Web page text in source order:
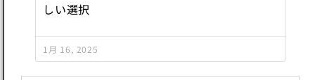
しい選択
1月 16, 2025